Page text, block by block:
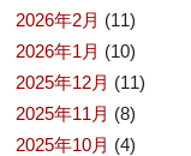
2026年2月 (11)
2026年1月 (10)
2025年12月 (11)
2025年11月 (8)
2025年10月 (4)